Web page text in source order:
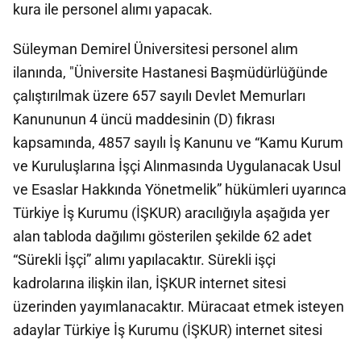
kura ile personel alımı yapacak.
Süleyman Demirel Üniversitesi personel alım
ilanında, "Üniversite Hastanesi Başmüdürlüğünde
çalıştırılmak üzere 657 sayılı Devlet Memurları
Kanununun 4 üncü maddesinin (D) fıkrası
kapsamında, 4857 sayılı İş Kanunu ve “Kamu Kurum
ve Kuruluşlarına İşçi Alınmasında Uygulanacak Usul
ve Esaslar Hakkında Yönetmelik” hükümleri uyarınca
Türkiye İş Kurumu (İŞKUR) aracılığıyla aşağıda yer
alan tabloda dağılımı gösterilen şekilde 62 adet
“Sürekli İşçi” alımı yapılacaktır. Sürekli işçi
kadrolarına ilişkin ilan, İŞKUR internet sitesi
üzerinden yayımlanacaktır. Müracaat etmek isteyen
adaylar Türkiye İş Kurumu (İŞKUR) internet sitesi